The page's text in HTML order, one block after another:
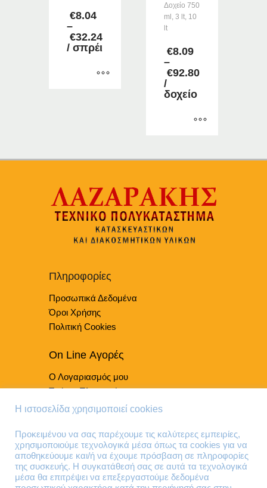
€8.04
–
€32.24
Price
range:
/ σπρέι
παραλλαγές.
επιλογές
μπορούν
να
προϊόντος
Δοχείο 750
ml, 3 lt, 10
lt
€8.09
–
€92.80
Price
range:
€8.09
through
/
δοχείο
πολλαπλές
παραλλαγές.
Οι
επιλογές
μπορούν
Πληροφορίες
Προσωπικά Δεδομένα
Όροι Χρήσης
Πολιτική Cookies
On Line Αγορές
Ο Λογαριασμός μου
Τρόποι Πληρωμής
Τρόποι Παράδοσης
Τηλέφωνα Επικοινωνίας
210 41 13 636
210 41 13 280
Η ιστοσελίδα χρησιμοποιεί cookies
Προκειμένου να σας παρέχουμε τις καλύτερες εμπειρίες,
χρησιμοποιούμε τεχνολογικά μέσα όπως τα cookies για να
αποθηκεύουμε και/ή να έχουμε πρόσβαση σε πληροφορίες
της συσκευής. Η συγκατάθεσή σας σε αυτά τα τεχνολογικά
μέσα θα επιτρέψει να επεξεργαστούμε δεδομένα